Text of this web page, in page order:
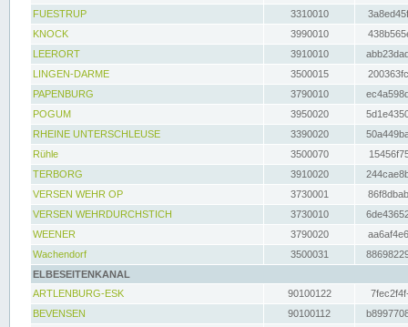
FUESTRUP
3310010
KNOCK
3990010
LEERORT
3910010
LINGEN-DARME
3500015
PAPENBURG
3790010
POGUM
3950020
RHEINE UNTERSCHLEUSE
3390020
Rühle
3500070
TERBORG
3910020
VERSEN WEHR OP
3730001
VERSEN WEHRDURCHSTICH
3730010
WEENER
3790020
Wachendorf
3500031
ELBESEITENKANAL
ARTLENBURG-ESK
90100122
BEVENSEN
90100112